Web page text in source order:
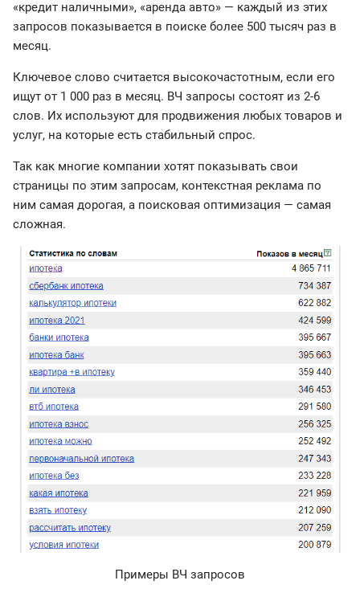
«кредит наличными», «аренда авто» — каждый из этих
запросов показывается в поиске более 500 тысяч раз в
месяц.
Ключевое слово считается высокочастотным, если его
ищут от 1 000 раз в месяц. ВЧ запросы состоят из 2-6
слов. Их используют для продвижения любых товаров и
услуг, на которые есть стабильный спрос.
Так как многие компании хотят показывать свои
страницы по этим запросам, контекстная реклама по
ним самая дорогая, а поисковая оптимизация — самая
сложная.
Примеры ВЧ запросов